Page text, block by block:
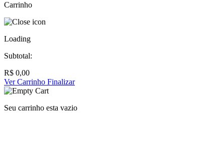
Carrinho
Loading
Subtotal:
R$ 0,00
Ver Carrinho Finalizar
Seu carrinho esta vazio